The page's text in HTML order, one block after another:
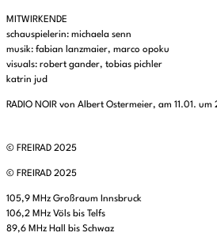
MITWIRKENDE
schauspielerin: michaela senn
musik: fabian lanzmaier, marco opoku
visuals: robert gander, tobias pichler
katrin jud
RADIO NOIR von Albert Ostermeier, am 11.01.
© FREIRAD 2025
© FREIRAD 2025
105,9 MHz Großraum Innsbruck
106,2 MHz Völs bis Telfs
89,6 MHz Hall bis Schwaz